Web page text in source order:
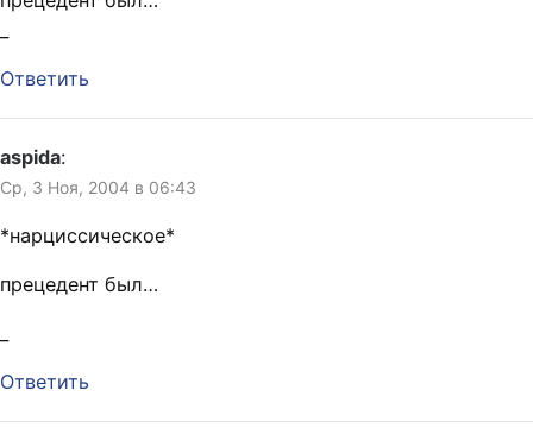
Ответить
aspida:
Ср, 3 Ноя, 2004 в 06:43
*нарциссическое*
прецедент был…
Ответить